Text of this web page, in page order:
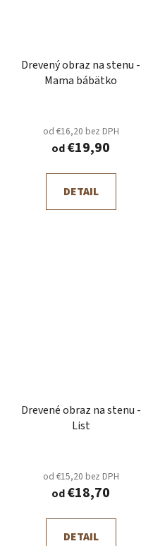
Drevený obraz na stenu -
Mama bábätko
od €16,20 bez DPH
od€19,90
DETAIL
Drevené obraz na stenu -
List
od €15,20 bez DPH
od€18,70
DETAIL